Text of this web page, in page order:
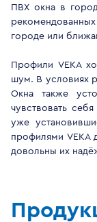
ПВХ окна в
городе или
Профили VEKA
шум. В условиях
Окна также
чувствовать
уже
профилями VEKA
довольны их